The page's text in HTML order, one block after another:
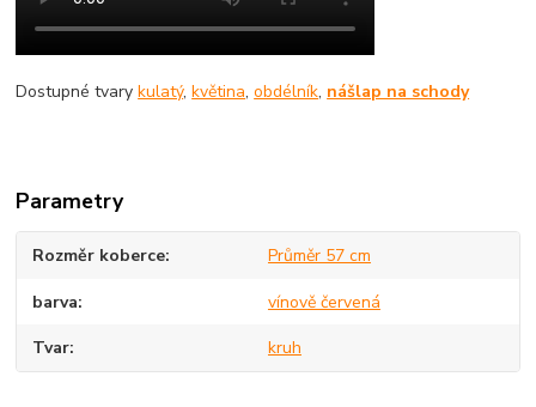
Dostupné tvarykulatý,květina,obdélník, nášlap na schody
Parametry
Rozměr koberce Průměr 57 cm
barva vínově červená
Tvar kruh